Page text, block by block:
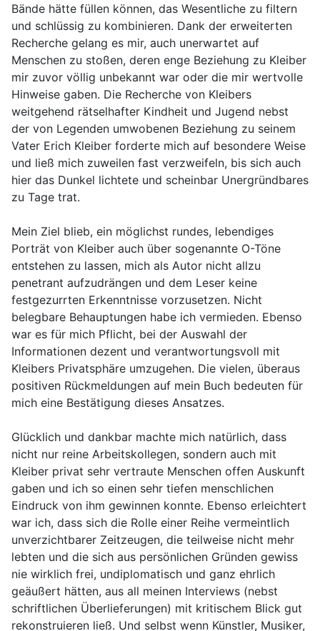
Bände hätte füllen können, das Wesentliche zu filtern
und schlüssig zu kombinieren. Dank der erweiterten
Recherche gelang es mir, auch unerwartet auf
Menschen zu stoßen, deren enge Beziehung zu Kleiber
mir zuvor völlig unbekannt war oder die mir wertvolle
Hinweise gaben. Die Recherche von Kleibers
weitgehend rätselhafter Kindheit und Jugend nebst
der von Legenden umwobenen Beziehung zu seinem
Vater Erich Kleiber forderte mich auf besondere Weise
und ließ mich zuweilen fast verzweifeln, bis sich auch
hier das Dunkel lichtete und scheinbar Unergründbares
zu Tage trat.
Mein Ziel blieb, ein möglichst rundes, lebendiges
Porträt von Kleiber auch über sogenannte O-Töne
entstehen zu lassen, mich als Autor nicht allzu
penetrant aufzudrängen und dem Leser keine
festgezurrten Erkenntnisse vorzusetzen. Nicht
belegbare Behauptungen habe ich vermieden. Ebenso
war es für mich Pflicht, bei der Auswahl der
Informationen dezent und verantwortungsvoll mit
Kleibers Privatsphäre umzugehen. Die vielen, überaus
positiven Rückmeldungen auf mein Buch bedeuten für
mich eine Bestätigung dieses Ansatzes.
Glücklich und dankbar machte mich natürlich, dass
nicht nur reine Arbeitskollegen, sondern auch mit
Kleiber privat sehr vertraute Menschen offen Auskunft
gaben und ich so einen sehr tiefen menschlichen
Eindruck von ihm gewinnen konnte. Ebenso erleichtert
war ich, dass sich die Rolle einer Reihe vermeintlich
unverzichtbarer Zeitzeugen, die teilweise nicht mehr
lebten und die sich aus persönlichen Gründen gewiss
nie wirklich frei, undiplomatisch und ganz ehrlich
geäußert hätten, aus all meinen Interviews (nebst
schriftlichen Überlieferungen) mit kritischem Blick gut
rekonstruieren ließ. Und selbst wenn Künstler, Musiker,